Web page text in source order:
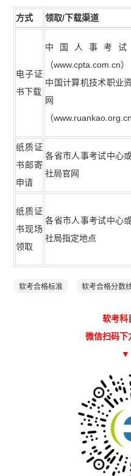
方式 领取/下载渠道
电子证
书下载
中国人事考试
（www.cpta.com.cn）
中国计算机技术职业
网
（www.ruankao.org.cn
纸质证
书邮寄
申请
各省市人事考试中心
社局官网
纸质证
书现场
领取
各省市人事考试中心
社局指定地点
软考合格标准 软考合格分数
软考科
微信扫码下